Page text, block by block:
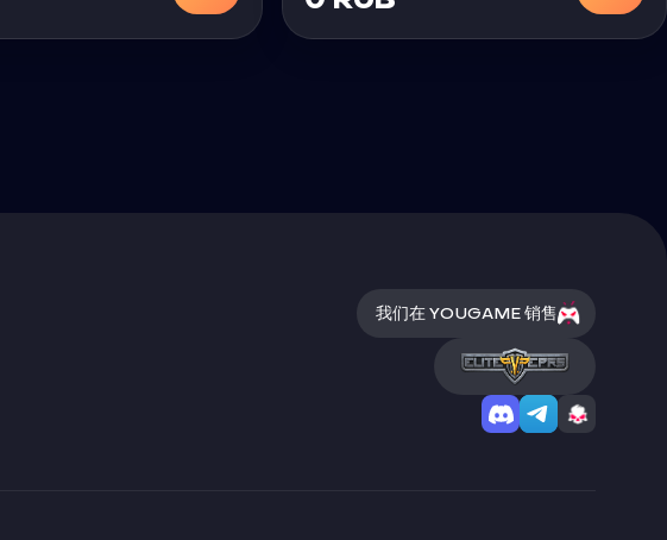
我们在 YOUGAME 销售